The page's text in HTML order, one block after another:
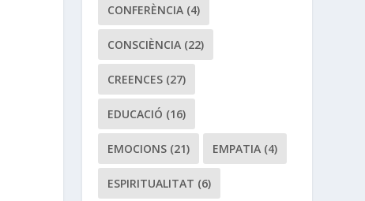
CONFERÈNCIA (4)
CONSCIÈNCIA (22)
CREENCES (27)
EDUCACIÓ (16)
EMOCIONS (21) EMPATIA (4)
ESPIRITUALITAT (6)